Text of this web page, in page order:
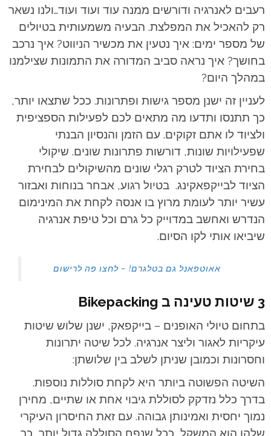
רעבים לאנרגיה ודורשים ממנה עוד ועוד ועוד…ולנו נשאר
רק להאכיל את המפלצת. הבעיה משמעותית בטיולים
של מספר ימים: איך נטעין את מכשיר הניווט? איך נרכב
בחושך? איך נראה סביב המדורה את התמונות שצילמנו
במהלך היום?
לעניין זה ישנן מספר גישות ופתרונות. ככל שתצאו יותר,
כך תתנסו ותדעו מה מתאים לכם לפעילות הספציפית
ולציוד לו אתם זקוקים. עם הזמן והנסיון הבנתי
שפעילויות שונות, דורשות פתרונות שונים. שיקולי
בחירת הציוד לטרק רגלי שונים מהשיקולים לבחירת
הציוד לבייקפאקינג. בטיול רגוע, אבחר בנוחות ואבזור
עשיר יותר לעומת מרוץ בו אנסה לקחת את המינימום
הנדרש ואחשב במדוייק כל גרם וכל טיפת אנרגיה
שיביאו אותי לקו הסיום.
אאוטפאנל גם בטלגרם! – לחצו פה לרישום
3 שיטות טעינה ב Bikepacking
בתחום טיולי האופנים – בייקפאק, ישנן שלוש שיטות
עיקריות לאגור וליצר אנרגיה. לכל שיטה יתרונות
וחסרונות וכמובן שניתן לשלב בין שלושתן:
השיטה הפשוטה ביותר היא לקחת סוללות נוספות.
בדרך כלל נזדקק לסוללת גיבוי אחת או שתיים, מחירן
נמוך יחסית ואמינותן גבוהה. עם זאת החיסרון העיקרי
שלהן הוא המשקל, ככל שנפח הסוללה גדול יותר, כך